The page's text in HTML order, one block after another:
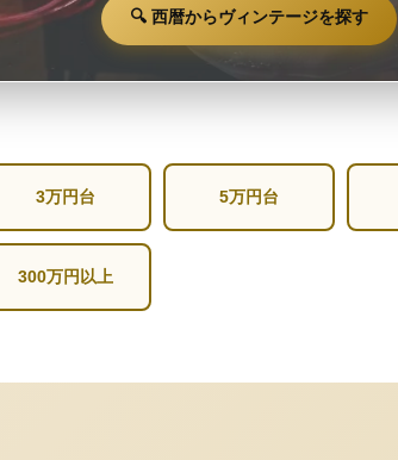
🔍 西暦からヴィンテージを探す
3万円台 5万円台
300万円以上